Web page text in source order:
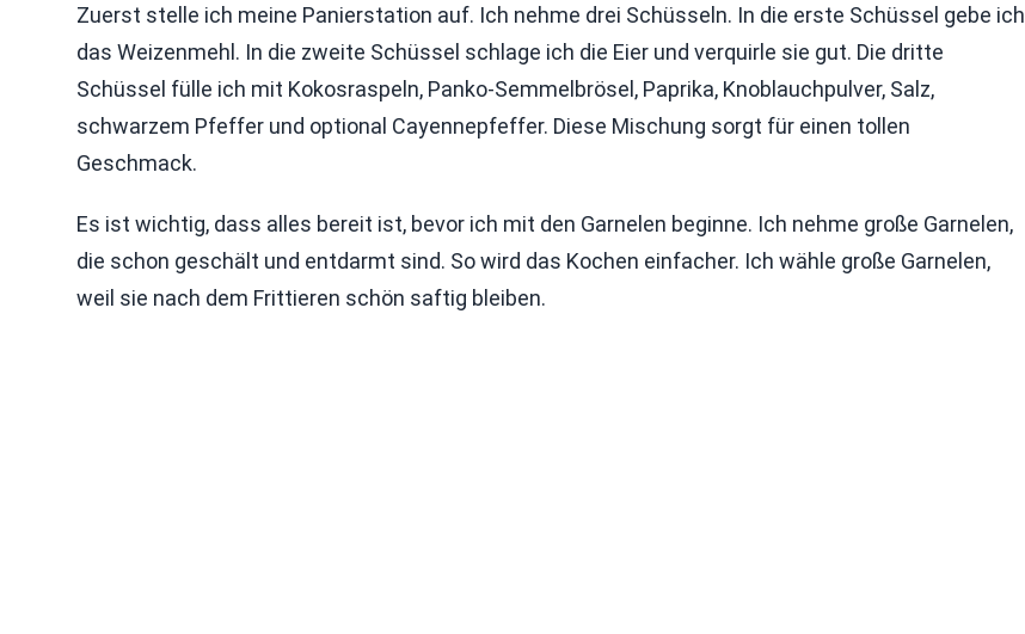
Zuerst stelle ich meine Panierstation auf. Ich nehme drei Schüsseln. In die erste Schüssel gebe ich
das Weizenmehl. In die zweite Schüssel schlage ich die Eier und verquirle sie gut. Die dritte
Schüssel fülle ich mit Kokosraspeln, Panko-Semmelbrösel, Paprika, Knoblauchpulver, Salz,
schwarzem Pfeffer und optional Cayennepfeffer. Diese Mischung sorgt für einen tollen
Geschmack.
Es ist wichtig, dass alles bereit ist, bevor ich mit den Garnelen beginne. Ich nehme große Garnelen,
die schon geschält und entdarmt sind. So wird das Kochen einfacher. Ich wähle große Garnelen,
weil sie nach dem Frittieren schön saftig bleiben.